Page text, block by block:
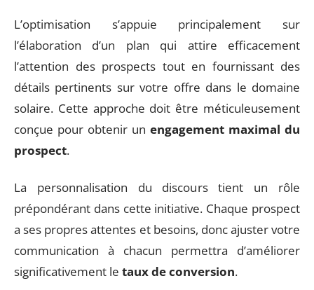
L’optimisation s’appuie principalement sur
l’élaboration d’un plan qui attire efficacement
l’attention des prospects tout en fournissant des
détails pertinents sur votre offre dans le domaine
solaire. Cette approche doit être méticuleusement
conçue pour obtenir un engagement maximal du
prospect.
La personnalisation du discours tient un rôle
prépondérant dans cette initiative. Chaque prospect
a ses propres attentes et besoins, donc ajuster votre
communication à chacun permettra d’améliorer
significativement le taux de conversion.